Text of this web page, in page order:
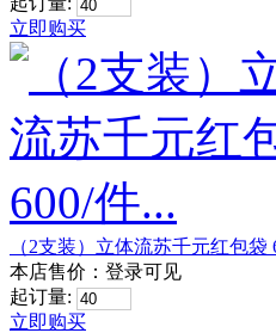
立即购买
（2支装）立体流苏千元红包袋
本店售价： 登录可见
起订量:
立即购买